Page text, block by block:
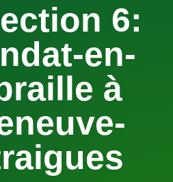
6:
en-
à